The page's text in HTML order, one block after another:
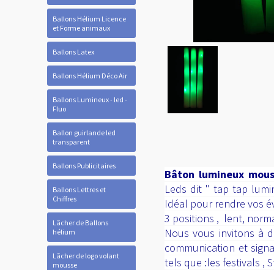
Ballons Hélium Licence
et Forme animaux
Ballons Latex
Ballons Hélium Déco Air
Ballons Lumineux - led -
Fluo
Ballon guirlande led
transparent
Ballons Publicitaires
Ballons Lettres et
Chiffres
Lâcher de Ballons
hélium
Lâcher de logo volant
mousse
Bâton lumineux
Leds dit " tap tap
Idéal pour rendre vos
3 positions , lent,
Nous vous invitons à
communication et
tels que :les festivals ,